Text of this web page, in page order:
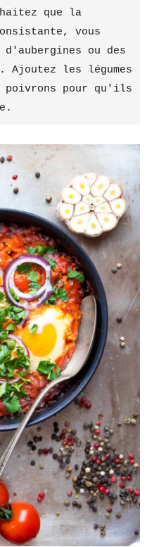
que la
vous
ou des
Ajoutez les légumes
poivrons pour qu'ils